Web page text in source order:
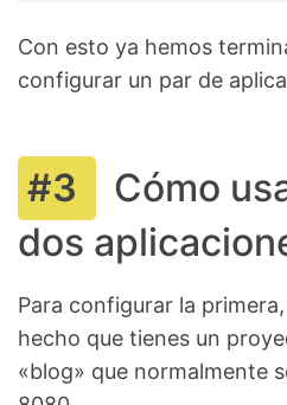
Con esto ya hemos
configurar un par de
Cómo
dos
Para configurar la
hecho que tienes un
«blog» que normalmente